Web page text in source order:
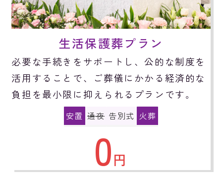
生活保護葬プラン
必要な手続きをサポートし、公的な制度を
活用することで、ご葬儀にかかる経済的な
負担を最小限に抑えられるプランです。
安置 通夜 告別式 火葬
0円